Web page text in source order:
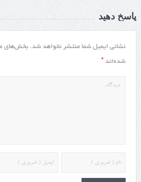
پاسخ دهید
نشانی ایمیل شما منتشر نخواهد شد. بخش‌های
شده‌اند *